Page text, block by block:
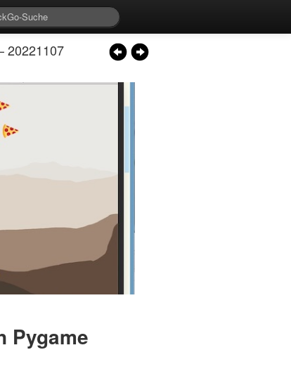
20221107
Pygame